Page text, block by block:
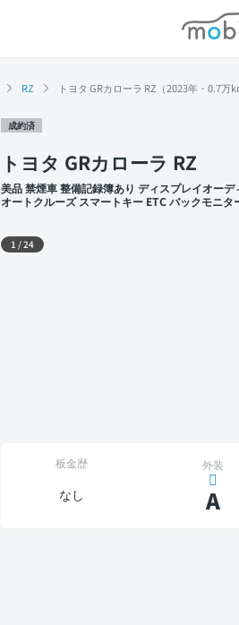
RZ トヨタ GRカローラ RZ（2023年・0.7万
成約済
トヨタ GRカローラ RZ
美品 禁煙車 整備記録簿あり ディスプレイオー
オートクルーズ スマートキー ETC バックモニ
外装 左前
1 /24
板金歴
なし
外装
A